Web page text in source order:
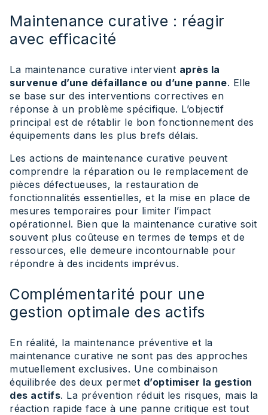
Maintenance curative : réagir
avec efficacité
La maintenance curative intervient après la
survenue d’une défaillance ou d’une panne. Elle
se base sur des interventions correctives en
réponse à un problème spécifique. L’objectif
principal est de rétablir le bon fonctionnement des
équipements dans les plus brefs délais.
Les actions de maintenance curative peuvent
comprendre la réparation ou le remplacement de
pièces défectueuses, la restauration de
fonctionnalités essentielles, et la mise en place de
mesures temporaires pour limiter l’impact
opérationnel. Bien que la maintenance curative soit
souvent plus coûteuse en termes de temps et de
ressources, elle demeure incontournable pour
répondre à des incidents imprévus.
Complémentarité pour une
gestion optimale des actifs
En réalité, la maintenance préventive et la
maintenance curative ne sont pas des approches
mutuellement exclusives. Une combinaison
équilibrée des deux permet d’optimiser la gestion
des actifs. La prévention réduit les risques, mais la
réaction rapide face à une panne critique est tout